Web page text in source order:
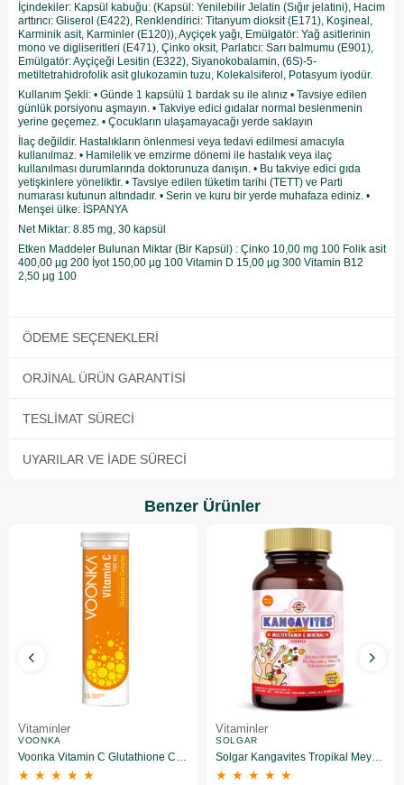
İçindekiler: Kapsül kabuğu: (Kapsül: Yenilebilir Jelatin (Sığır jelatini), Hacim
arttırıcı: Gliserol (E422), Renklendirici: Titanyum dioksit (E171), Koşineal,
Karminik asit, Karminler (E120)), Ayçiçek yağı, Emülgatör: Yağ asitlerinin
mono ve digliseritleri (E471), Çinko oksit, Parlatıcı: Sarı balmumu (E901),
Emülgatör: Ayçiçeği Lesitin (E322), Siyanokobalamin, (6S)-5-
metiltetrahidrofolik asit glukozamin tuzu, Kolekalsiferol, Potasyum iyodür.
Kullanım Şekli: • Günde 1 kapsülü 1 bardak su ile alınız • Tavsiye edilen
günlük porsiyonu aşmayın. • Takviye edici gıdalar normal beslenmenin
yerine geçemez. • Çocukların ulaşamayacağı yerde saklayın
İlaç değildir. Hastalıkların önlenmesi veya tedavi edilmesi amacıyla
kullanılmaz. • Hamilelik ve emzirme dönemi ile hastalık veya ilaç
kullanılması durumlarında doktorunuza danışın. • Bu takviye edici gıda
yetişkinlere yöneliktir. • Tavsiye edilen tüketim tarihi (TETT) ve Parti
numarası kutunun altındadır. • Serin ve kuru bir yerde muhafaza ediniz. •
Menşei ülke: İSPANYA
Net Miktar: 8.85 mg, 30 kapsül
Etken Maddeler Bulunan Miktar (Bir Kapsül) : Çinko 10,00 mg 100 Folik asit
400,00 µg 200 İyot 150,00 µg 100 Vitamin D 15,00 µg 300 Vitamin B12
2,50 µg 100
ÖDEME SEÇENEKLERI
ORJINAL ÜRÜN GARANTISI
TESLIMAT SÜRECI
UYARILAR VE İADE SÜRECI
Benzer Ürünler
Vitaminler
VOONKA
Voonka Vitamin C Glutathione Complex Efervesan 15 Tablet
★ ★ ★ ★ ★
Vitaminler
SOLGAR
Solgar Kangavites Tropikal Meyve Aromalı 60 Tablet
★ ★ ★ ★ ★